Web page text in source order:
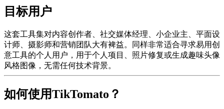
目标用户
这套工具集对内容创作者、社交媒体经理、小企业主、平面设
计师、摄影师和营销团队大有裨益。同样非常适合寻求易用创
意工具的个人用户，用于个人项目、照片修复或生成趣味头像
风格图像，无需任何技术背景。
如何使用TikTomato？